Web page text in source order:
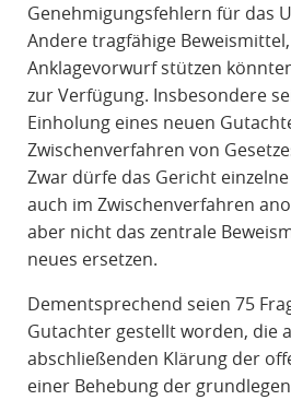
Genehmigungsfehlern für das
Andere tragfähige
Anklagevorwurf stützen
zur Verfügung. Insbesondere
Einholung eines neuen
Zwischenverfahren von
Zwar dürfe das Gericht
auch im Zwischenverfahren
aber nicht das zentrale
neues ersetzen.
Dementsprechend seien 75
Gutachter gestellt worden, die
abschließenden Klärung der
einer Behebung der